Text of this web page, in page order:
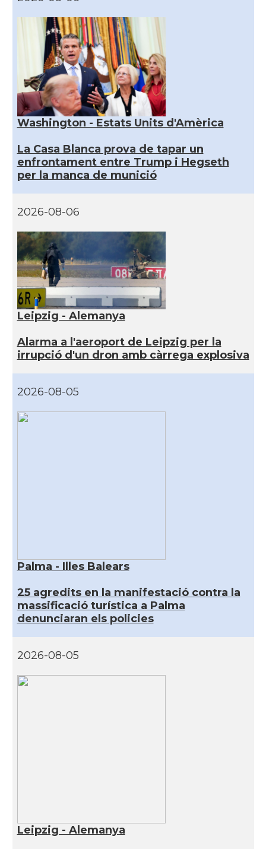
Washington - Estats Units d'Amèrica
La Casa Blanca prova de tapar un
enfrontament entre Trump i Hegseth
per la manca de munició
2026-08-06
Leipzig - Alemanya
Alarma a l'aeroport de Leipzig per la
irrupció d'un dron amb càrrega explosiva
2026-08-05
Palma - Illes Balears
25 agredits en la manifestació contra la
massificació turística a Palma
denunciaran els policies
2026-08-05
Leipzig - Alemanya